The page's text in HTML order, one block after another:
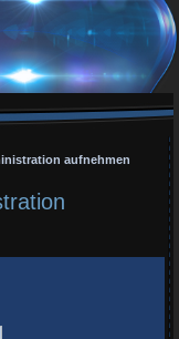
aufnehmen